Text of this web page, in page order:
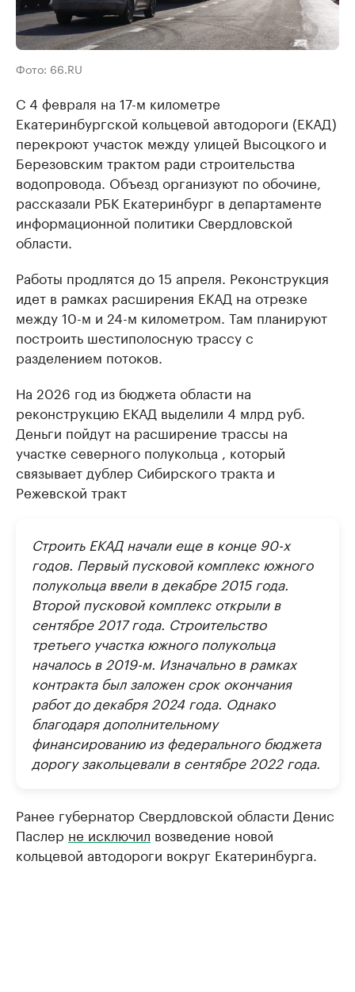
Фото: 66.RU
С 4 февраля на 17-м километре
Екатеринбургской кольцевой автодороги (ЕКАД)
перекроют участок между улицей Высоцкого и
Березовским трактом ради строительства
водопровода. Объезд организуют по обочине,
рассказали РБК Екатеринбург в департаменте
информационной политики Свердловской
области.
Работы продлятся до 15 апреля. Реконструкция
идет в рамках расширения ЕКАД на отрезке
между 10-м и 24-м километром. Там планируют
построить шестиполосную трассу с
разделением потоков.
На 2026 год из бюджета области на
реконструкцию ЕКАД выделили 4 млрд руб.
Деньги пойдут на расширение трассы на
участке северного полукольца , который
связывает дублер Сибирского тракта и
Режевской тракт
Строить ЕКАД начали еще в конце 90-х
годов. Первый пусковой комплекс южного
полукольца ввели в декабре 2015 года.
Второй пусковой комплекс открыли в
сентябре 2017 года. Строительство
третьего участка южного полукольца
началось в 2019-м. Изначально в рамках
контракта был заложен срок окончания
работ до декабря 2024 года. Однако
благодаря дополнительному
финансированию из федерального бюджета
дорогу закольцевали в сентябре 2022 года.
Ранее губернатор Свердловской области Денис
Паслер не исключил возведение новой
кольцевой автодороги вокруг Екатеринбурга.